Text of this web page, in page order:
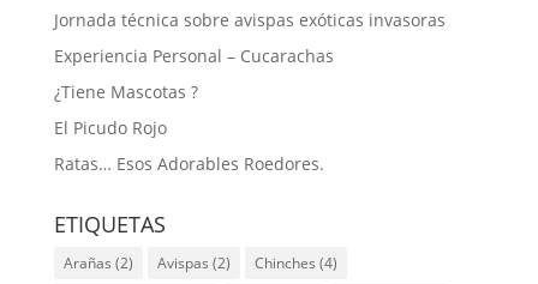
Jornada técnica sobre avispas exóticas invasoras
Experiencia Personal – Cucarachas
¿Tiene Mascotas ?
El Picudo Rojo
Ratas… Esos Adorables Roedores.
ETIQUETAS
Arañas (2) Avispas (2) Chinches (4)